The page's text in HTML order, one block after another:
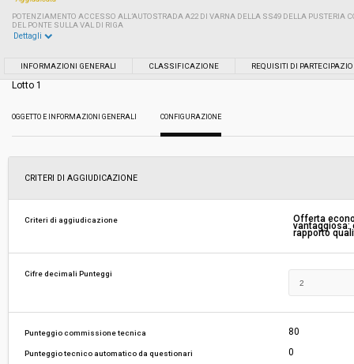
POTENZIAMENTO ACCESSO ALL’AUTOSTRADA A22 DI VARNA DELLA SS49 DELLA PUSTERIA
DEL PONTE SULLA VAL DI RIGA
Tipo di contratto:
No
Scelta del contraente:
Valore stimato della procedura:
Dettagli
INFORMAZIONI GENERALI CLASSIFICAZIONE REQUISITI DI
Lotto 1
OGGETTO E INFORMAZIONI GENERALI CONFIGURAZIONE
CRITERI DI AGGIUDICAZIONE
Criteri di aggiudicazione Offerta
vantaggiosa:
rapporto
Cifre decimali Punteggi
Punteggio commissione tecnica 80
Punteggio tecnico automatico da questionari 0